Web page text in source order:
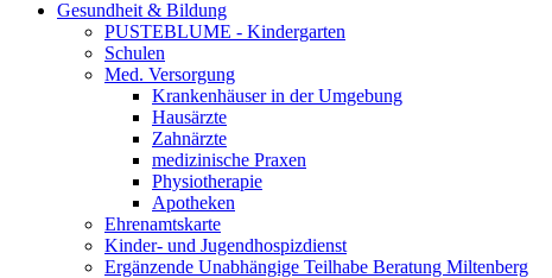
Gesundheit & Bildung
PUSTEBLUME - Kindergarten
Schulen
Med. Versorgung
Krankenhäuser in der Umgebung
Hausärzte
Zahnärzte
medizinische Praxen
Physiotherapie
Apotheken
Ehrenamtskarte
Kinder- und Jugendhospizdienst
Ergänzende Unabhängige Teilhabe Beratung Miltenberg